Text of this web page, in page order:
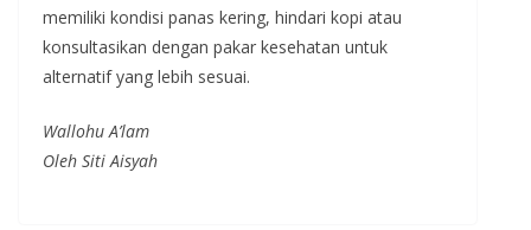
memiliki kondisi panas kering, hindari kopi atau
konsultasikan dengan pakar kesehatan untuk
alternatif yang lebih sesuai.
Wallohu A’lam
Oleh Siti Aisyah